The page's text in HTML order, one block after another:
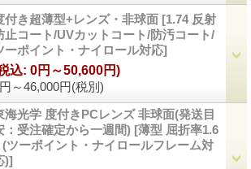
付き超薄型+レンズ・非球面 [1.74 反射
止コート/UVカットコート/防汚コート/
ーポイント・ナイロール対応]
～46,000円(税別)
込: 0円～50,600円)
海光学 度付きPCレンズ 非球面(発送目
：受注確定から一週間) [薄型 屈折率1.6
(ツーポイント・ナイロールフレーム対
)]